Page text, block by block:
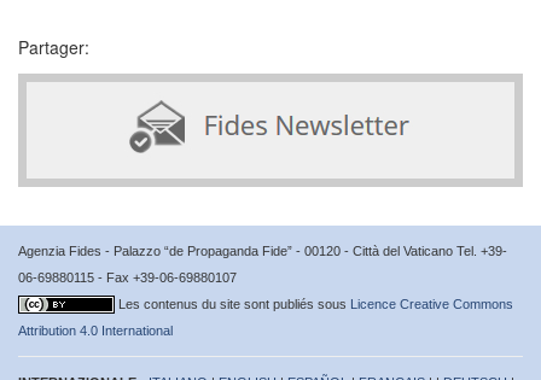
Partager:
Agenzia Fides - Palazzo “de Propaganda Fide” - 00120 - Città del Vaticano Tel. +39-
06-69880115 - Fax +39-06-69880107
Les contenus du site sont publiés sous Licence Creative Commons
Attribution 4.0 International